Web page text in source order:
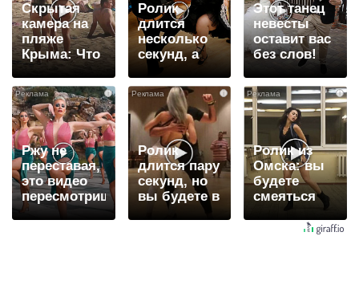
Скрытая
камера на
пляже
Крыма: Что
люди
вытворяют,
когда их не
видят...
Ролик
длится
несколько
секунд, а
смеяться
вы будете
долго
Этот танец
невесты
оставит вас
без слов!
Пересмотрела
10 раз
i
Ржу не
переставая,
это видео
пересмотришь
не раз
i
Ролик
длится пару
секунд, но
вы будете в
шоке от
i
Ролик из
Омска: вы
будете
смеяться